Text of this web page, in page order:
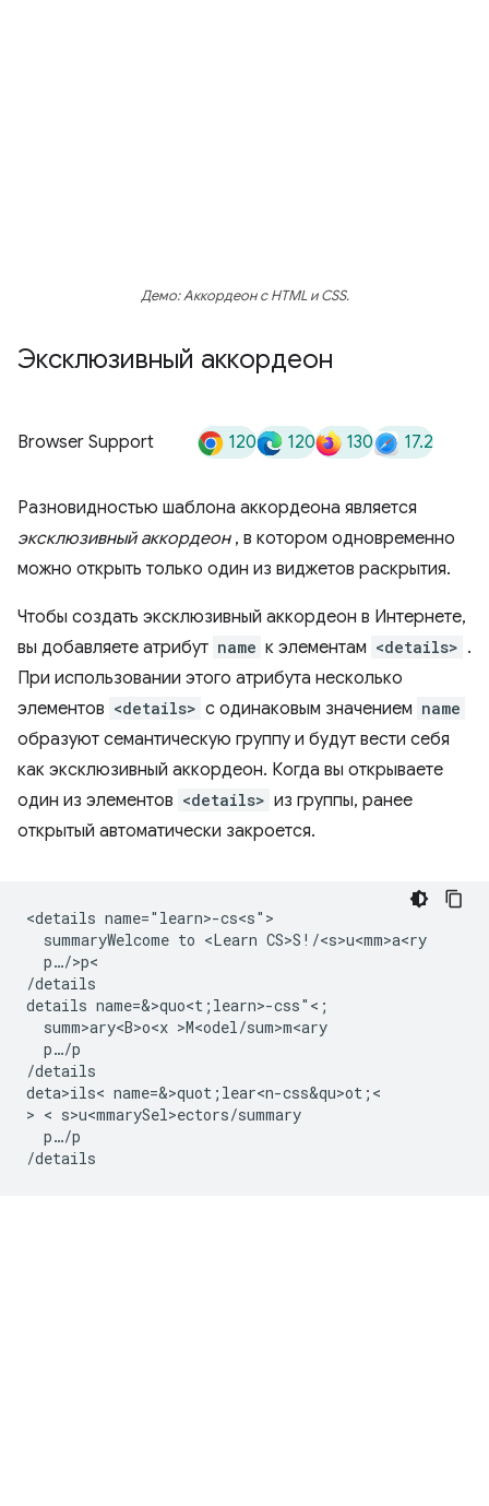
Демо: Аккордеон с HTML и CSS.
Эксклюзивный аккордеон
Browser Support 120 120 130 17.2
Разновидностью шаблона аккордеона является
эксклюзивный аккордеон, в котором одновременно
можно открыть только один из виджетов раскрытия.
Чтобы создать эксклюзивный аккордеон в Интернете,
вы добавляете атрибут name к элементам <details> .
При использовании этого атрибута несколько
элементов <details> с одинаковым значением name
образуют семантическую группу и будут вести себя
как эксклюзивный аккордеон. Когда вы открываете
один из элементов <details> из группы, ранее
открытый автоматически закроется.
<details name="learn>-cs<s">
  summaryWelcome to <Learn CS>S!/<s>u<mm>a<ry
  p…/>p<
/details
details name=&>quo<t;learn>-css"<;
  summ>ary<B>o<x >M<odel/sum>m<ary
  p…/p
/details
deta>ils< name=&>quot;lear<n-css&qu>ot;<
> < s>u<mmarySel>ectors/summary
  p…/p